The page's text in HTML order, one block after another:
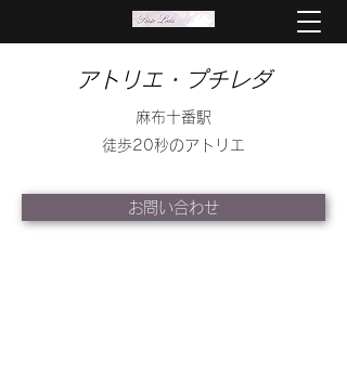
アトリエ・プチレダ
麻布十番駅
徒歩20秒のアトリエ
お問い合わせ